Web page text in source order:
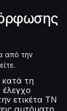
από την
τη
ετικέτα ΤΝ